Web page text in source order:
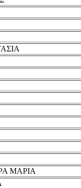
ΜΑΡΙΑ